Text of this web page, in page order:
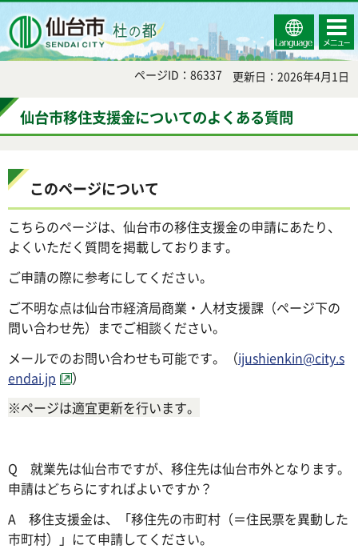
Select
Language
コンテ
ンツメ
ニュー
ページID：86337 更新日：2026年4月1日
仙台市移住支援金についてのよくある質問
このページについて
こちらのページは、仙台市の移住支援金の申請にあたり、
よくいただく質問を掲載しております。
ご申請の際に参考にしてください。
ご不明な点は仙台市経済局商業・人材支援課（ページ下の
問い合わせ先）までご相談ください。
メールでのお問い合わせも可能です。（ijushienkin@city.s
endai.jp
）
※ページは適宜更新を行います。
Q 就業先は仙台市ですが、移住先は仙台市外となります。
申請はどちらにすればよいですか？
A 移住支援金は、「移住先の市町村（＝住民票を異動した
市町村）」にて申請してください。